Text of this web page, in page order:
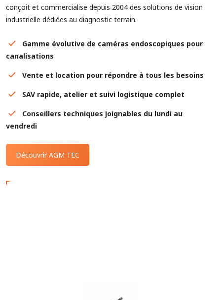
conçoit et commercialise depuis 2004 des solutions de vision
industrielle dédiées au diagnostic terrain.
Gamme évolutive de caméras endoscopiques pour
canalisations
Vente et location pour répondre à tous les besoins
SAV rapide, atelier et suivi logistique complet
Conseillers techniques joignables du lundi au
vendredi
Découvrir AGM TEC